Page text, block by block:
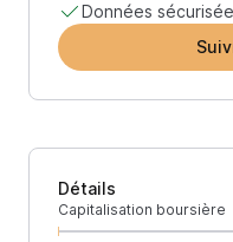
Données
Détails
Capitalisation boursière